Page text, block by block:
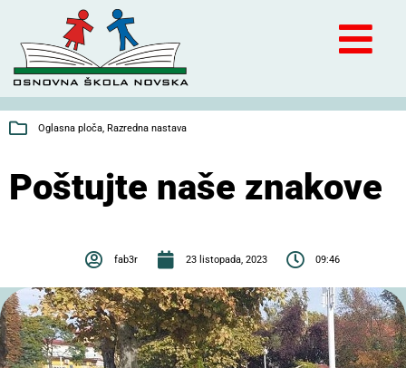
Oglasna ploča, Razredna nastava
Poštujte naše znakove
fab3r 23 listopada, 2023 09:46